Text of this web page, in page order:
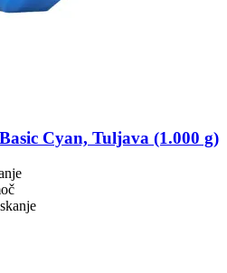
Cyan, Tuljava (1.000 g)